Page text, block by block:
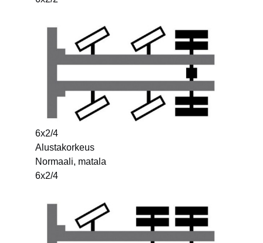
6x2/4
Alustakorkeus
Normaali, matala
6x2/4